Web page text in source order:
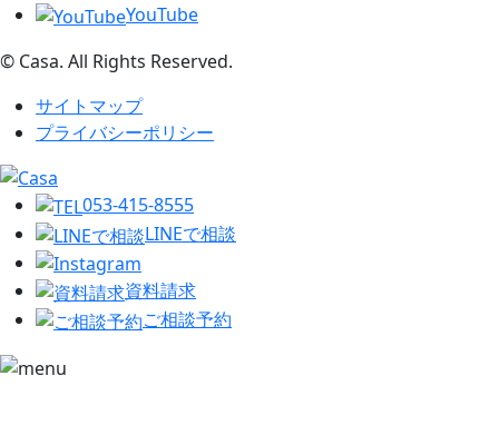
YouTube
© Casa. All Rights Reserved.
サイトマップ
プライバシーポリシー
053-415-8555
LINEで相談
資料請求
ご相談予約